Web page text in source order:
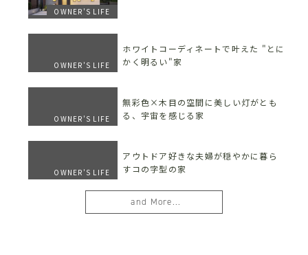
OWNER'S LIFE
OWNER'S LIFE
ホワイトコーディネートで叶えた "とに
かく明るい"家
OWNER'S LIFE
無彩色×木目の空間に美しい灯がとも
る、宇宙を感じる家
OWNER'S LIFE
アウトドア好きな夫婦が穏やかに暮ら
すコの字型の家
and More...